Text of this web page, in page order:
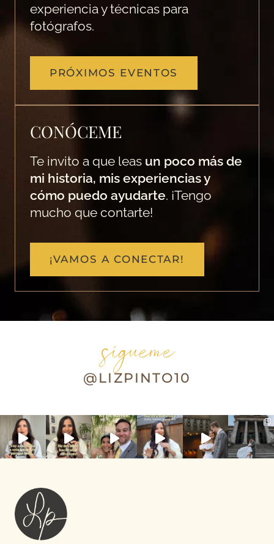
experiencia y técnicas para
fotógrafos.
PRÓXIMOS EVENTOS
CONÓCEME
Te invito a que leas un poco más de
mi historia, mis experiencias y
cómo puedo ayudarte. ¡Tengo
mucho que contarte!
¡VAMOS A CONECTAR!
sígueme
@LIZPINTO10